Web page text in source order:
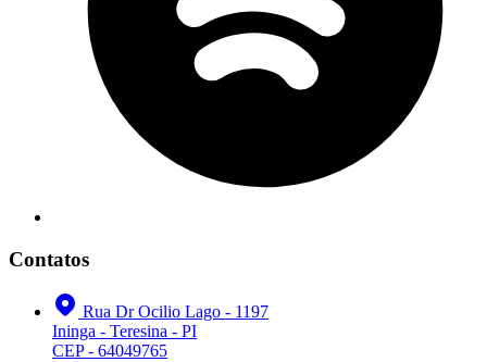
Contatos
Rua Dr Ocilio Lago - 1197
Ininga - Teresina - PI
CEP - 64049765